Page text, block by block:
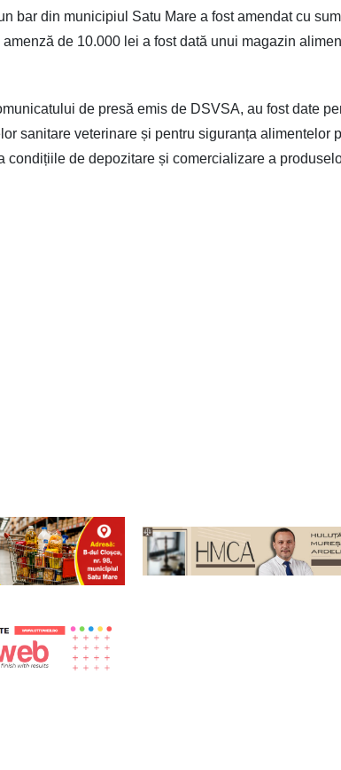
bar din municipiul Satu Mare a fost amendat cu
de 10.000 lei a fost dată unui magazin
de presă emis de DSVSA, au fost date
sanitare veterinare și pentru siguranța alimentelor
condițiile de depozitare și comercializare a